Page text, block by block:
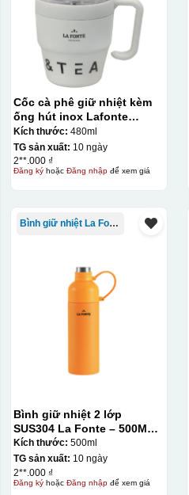
Hộp xi ly sứ
Cốc cà phê giữ nhiệt kèm
ống hút inox Lafonte
480ML – 012782
Kích thước: 480ml
TG sản xuất: 10 ngày
2**.000 ₫
Đăng kýhoặc Đăng nhậpđể xem giá
Bình giữ nhiệt La Fonte
Bình giữ nhiệt 2 lớp
SUS304 La Fonte – 500ML –
012737
Kích thước: 500ml
TG sản xuất: 10 ngày
2**.000 ₫
Đăng kýhoặc Đăng nhậpđể xem giá